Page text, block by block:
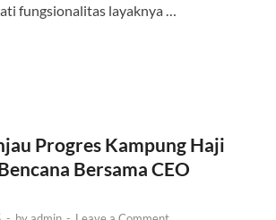
fungsionalitas layaknya …
Progres Kampung Haji
Bersama CEO